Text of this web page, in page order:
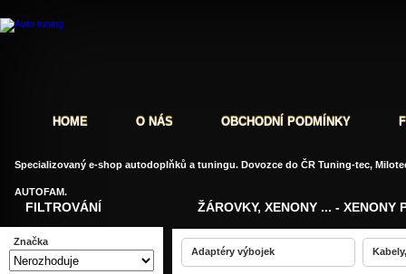
ŽÁROVKY, XENONY ... - XENONY
Adaptéry výbojek
FILTROVÁNÍ
Značka
HOME O NÁS OBCHODNÍ PODMÍNKY
Specializovaný e-shop autodoplňků a tuningu. Dovozce do ČR Tuning-tec,
AUTOFAM.